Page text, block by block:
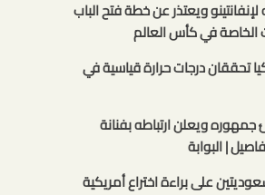
ويعتذر عن خطة فتح الباب
الخاصة في كأس العالم
تحققان درجات حرارة قياسية في
ويعلن ارتباطه بفنانة
| البوابة
على براءة اختراع أمريكية